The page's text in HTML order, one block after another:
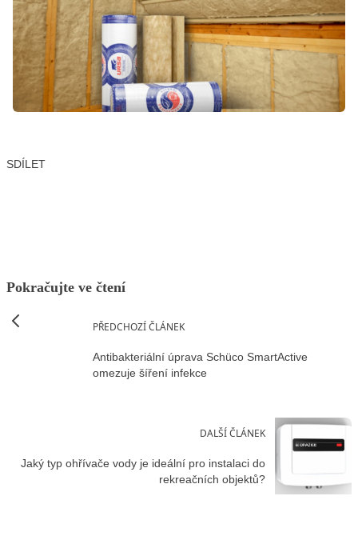
SDÍLET
Pokračujte ve čtení
PŘEDCHOZÍ ČLÁNEK
Antibakteriální úprava Schüco SmartActive
omezuje šíření infekce
DALŠÍ ČLÁNEK
Jaký typ ohřívače vody je ideální pro instalaci do
rekreačních objektů?